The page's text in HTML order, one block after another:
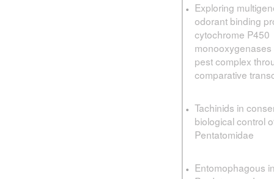
Exploring
odorant binding
cytochrome P450
pest complex
comparative
Tachinids in
biological control
Pentatomidae
Entomophagous